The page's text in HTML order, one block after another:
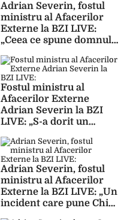
Adrian Severin, fostul
ministru al Afacerilor
Externe la BZI LIVE:
„Ceea ce spune domnul
pentru că noi credeam
asta de dinainte de a o
spune el”
Fostul ministru al
Afacerilor Externe
Adrian Severin la BZI
LIVE: „S-a dorit un
Rusia şi care să îi facă pe
ruşi să nu se mai ridice
niciodată”
Adrian Severin, fostul
ministru al Afacerilor
Externe la BZI LIVE: „Un
incident care pune China